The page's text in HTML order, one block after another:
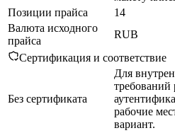
Позиции прайса
14
Валюта исходного
прайса
RUB
Сертификация и соответствие
Без сертификата
Для
требований
рабочие
вариант.